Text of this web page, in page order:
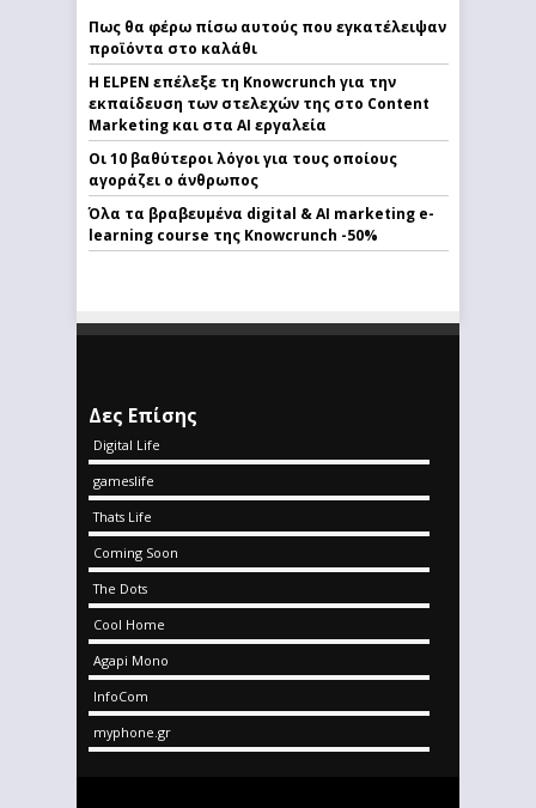
Πως θα φέρω πίσω αυτούς που εγκατέλειψαν
προϊόντα στο καλάθι
Η ELPEN επέλεξε τη Knowcrunch για την
εκπαίδευση των στελεχών της στο Content
Marketing και στα AI εργαλεία
Οι 10 βαθύτεροι λόγοι για τους οποίους
αγοράζει ο άνθρωπος
Όλα τα βραβευμένα digital & AI marketing e-
learning course της Knowcrunch -50%
Δες Επίσης
Digital Life
gameslife
Thats Life
Coming Soon
The Dots
Cool Home
Agapi Mono
InfoCom
myphone.gr